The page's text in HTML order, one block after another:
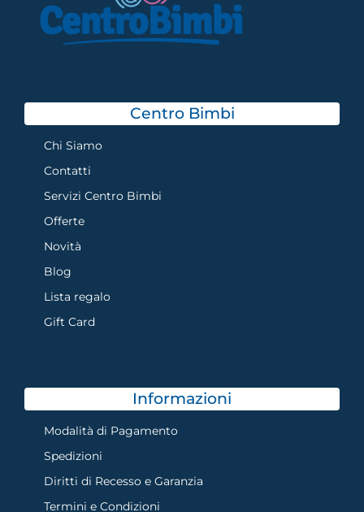
Centro Bimbi
Chi Siamo
Contatti
Servizi Centro Bimbi
Offerte
Novità
Blog
Lista regalo
Gift Card
Informazioni
Modalità di Pagamento
Spedizioni
Diritti di Recesso e Garanzia
Termini e Condizioni